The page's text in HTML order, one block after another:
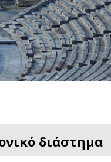
διάστημα